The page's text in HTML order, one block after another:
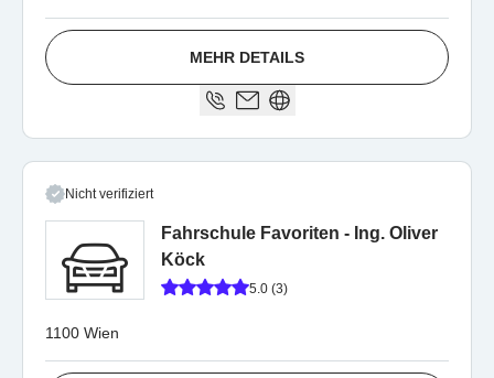
MEHR DETAILS
Nicht verifiziert
Fahrschule Favoriten - Ing. Oliver
Köck
5.0 (3)
1100 Wien